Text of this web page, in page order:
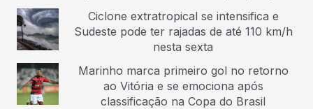
Ciclone extratropical se intensifica e
Sudeste pode ter rajadas de até 110 km/h
nesta sexta
Marinho marca primeiro gol no retorno
ao Vitória e se emociona após
classificação na Copa do Brasil